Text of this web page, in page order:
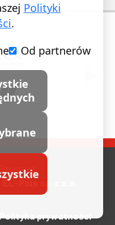
EL-Plus sp. z o.o.
prywatności
Polityki
.
Od partnerów